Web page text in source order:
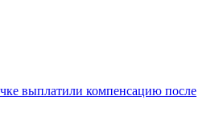
выплатили компенсацию после